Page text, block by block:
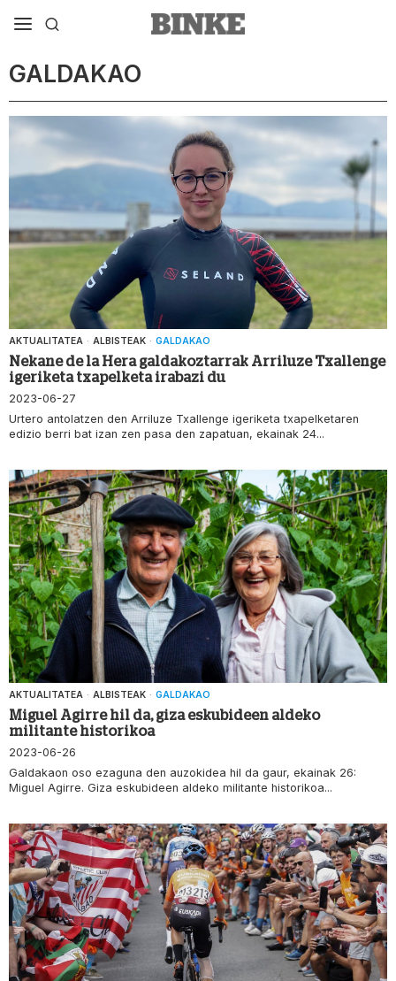
GALDAKAO
AKTUALITATEA · ALBISTEAK · GALDAKAO
Nekane de la Hera galdakoztarrak Arriluze Txallenge
igeriketa txapelketa irabazi du
2023-06-27
Urtero antolatzen den Arriluze Txallenge igeriketa txapelketaren
edizio berri bat izan zen pasa den zapatuan, ekainak 24...
AKTUALITATEA · ALBISTEAK · GALDAKAO
Miguel Agirre hil da, giza eskubideen aldeko
militante historikoa
2023-06-26
Galdakaon oso ezaguna den auzokidea hil da gaur, ekainak 26:
Miguel Agirre. Giza eskubideen aldeko militante historikoa...